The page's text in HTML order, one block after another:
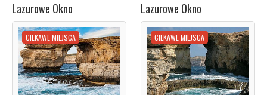
Lazurowe Okno
CIEKAWE MIEJSCA
Lazurowe Okno
CIEKAWE MIEJSCA